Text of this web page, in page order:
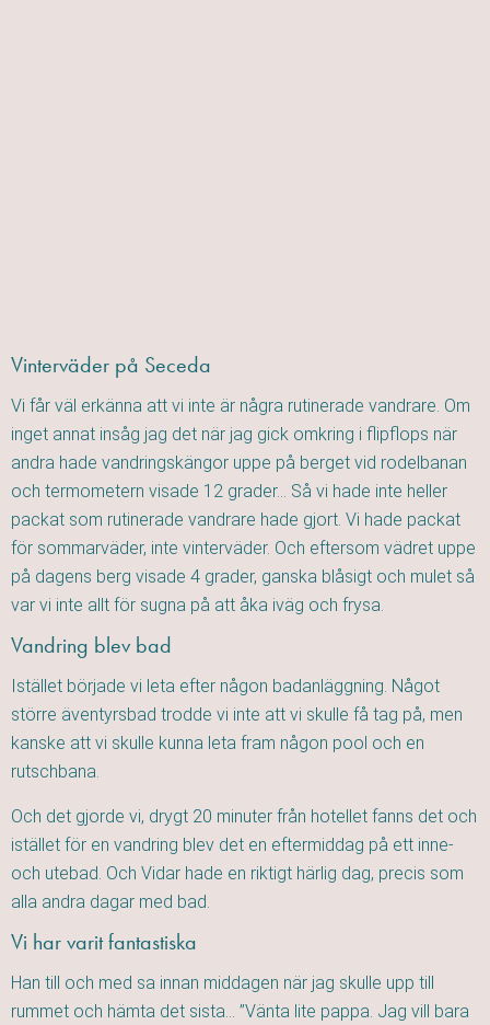
Vinterväder på Seceda
Vi får väl erkänna att vi inte är några rutinerade vandrare. Om
inget annat insåg jag det när jag gick omkring i flipflops när
andra hade vandringskängor uppe på berget vid rodelbanan
och termometern visade 12 grader… Så vi hade inte heller
packat som rutinerade vandrare hade gjort. Vi hade packat
för sommarväder, inte vinterväder. Och eftersom vädret uppe
på dagens berg visade 4 grader, ganska blåsigt och mulet så
var vi inte allt för sugna på att åka iväg och frysa.
Vandring blev bad
Istället började vi leta efter någon badanläggning. Något
större äventyrsbad trodde vi inte att vi skulle få tag på, men
kanske att vi skulle kunna leta fram någon pool och en
rutschbana.
Och det gjorde vi, drygt 20 minuter från hotellet fanns det och
istället för en vandring blev det en eftermiddag på ett inne-
och utebad. Och Vidar hade en riktigt härlig dag, precis som
alla andra dagar med bad.
Vi har varit fantastiska
Han till och med sa innan middagen när jag skulle upp till
rummet och hämta det sista… ”Vänta lite pappa. Jag vill bara